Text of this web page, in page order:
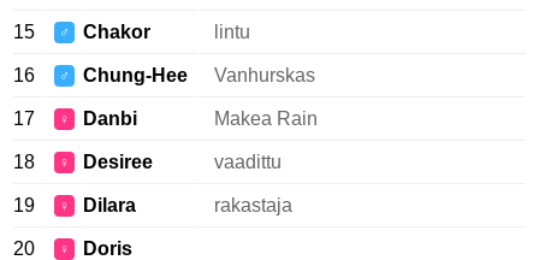
15 ♂ Chakor lintu
16 ♂ Chung-Hee Vanhurskas
17 ♀ Danbi Makea Rain
18 ♀ Desiree vaadittu
19 ♀ Dilara rakastaja
20 ♀ Doris